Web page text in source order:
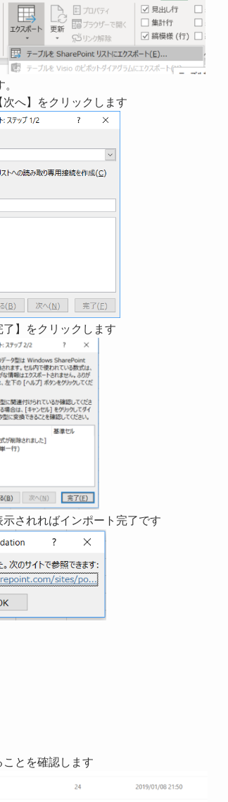
へ】をクリックします
】をクリックします
されればインポート完了です
とを確認します